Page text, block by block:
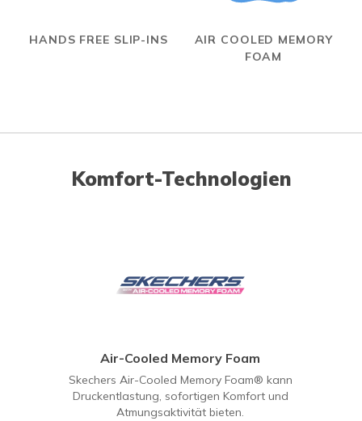
HANDS FREE SLIP-INS
AIR COOLED MEMORY
FOAM
Komfort-Technologien
Air-Cooled Memory Foam
Skechers Air-Cooled Memory Foam® kann
Druckentlastung, sofortigen Komfort und
Atmungsaktivität bieten.